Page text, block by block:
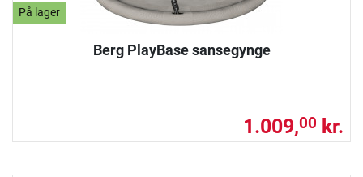
På lager
Berg PlayBase sansegynge
1.009,00 kr.